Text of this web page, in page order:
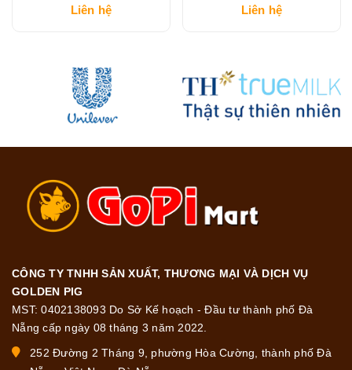
Liên hệ Liên hệ
CÔNG TY TNHH SẢN XUẤT, THƯƠNG MẠI VÀ DỊCH VỤ
GOLDEN PIG
MST: 0402138093 Do Sở Kế hoạch - Đầu tư thành phố Đà
Nẵng cấp ngày 08 tháng 3 năm 2022.
252 Đường 2 Tháng 9, phường Hòa Cường, thành phố Đà